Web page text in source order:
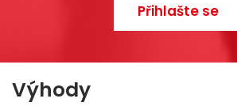
Přihlašte se
Výhody